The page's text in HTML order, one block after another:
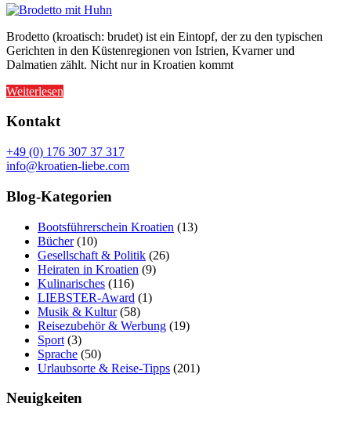
Brodetto (kroatisch: brudet) ist ein Eintopf, der zu den typischen
Gerichten in den Küstenregionen von Istrien, Kvarner und
Dalmatien zählt. Nicht nur in Kroatien kommt
Weiterlesen
Kontakt
+49 (0) 176 307 37 317
info@kroatien-liebe.com
Blog-Kategorien
Bootsführerschein Kroatien (13)
Bücher(10)
Gesellschaft & Politik (26)
Heiraten in Kroatien (9)
Kulinarisches (116)
LIEBSTER-Award (1)
Musik & Kultur(58)
Reisezubehör & Werbung (19)
Sport (3)
Sprache (50)
Urlaubsorte & Reise-Tipps (201)
Neuigkeiten